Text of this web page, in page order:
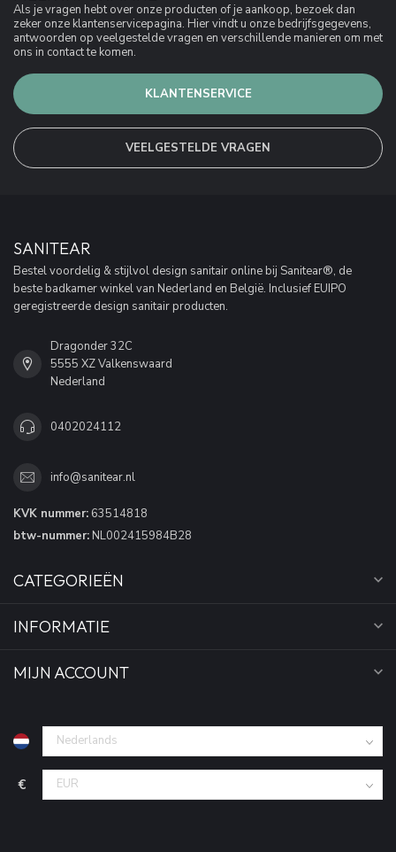
Als je vragen hebt over onze producten of je aankoop, bezoek dan
zeker onze klantenservicepagina. Hier vindt u onze bedrijfsgegevens,
antwoorden op veelgestelde vragen en verschillende manieren om met
ons in contact te komen.
KLANTENSERVICE
VEELGESTELDE VRAGEN
SANITEAR
Bestel voordelig & stijlvol design sanitair online bij Sanitear®, de
beste badkamer winkel van Nederland en België. Inclusief EUIPO
geregistreerde design sanitair producten.
Dragonder 32C
5555 XZ Valkenswaard
Nederland
0402024112
info@sanitear.nl
KVK nummer: 63514818
btw-nummer: NL002415984B28
CATEGORIEËN
INFORMATIE
MIJN ACCOUNT
€